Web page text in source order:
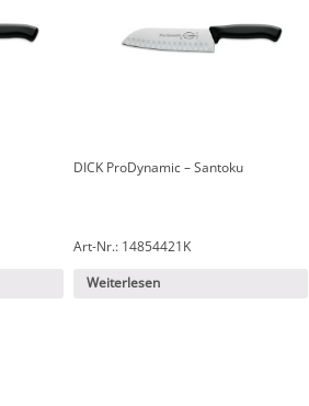
DICK ProDynamic – Santoku
Art-Nr.: 14854421K
Weiterlesen